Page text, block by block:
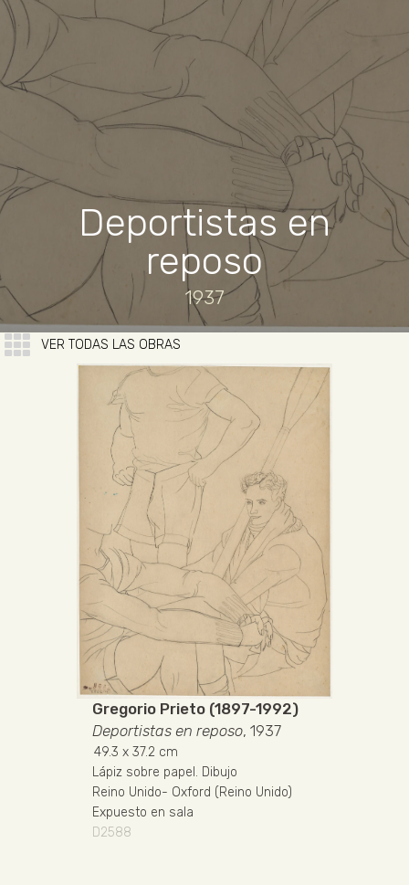
Deportistas en
reposo
1937
VER TODAS LAS OBRAS
Gregorio Prieto (1897-1992)
Deportistas en reposo, 1937
49.3 x 37.2 cm
Lápiz sobre papel . Dibujo
Reino Unido- Oxford (Reino Unido)
Expuesto en sala
D2588